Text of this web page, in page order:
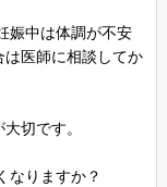
娠中は体調が不安
は医師に相談してか
切です。
なりますか？